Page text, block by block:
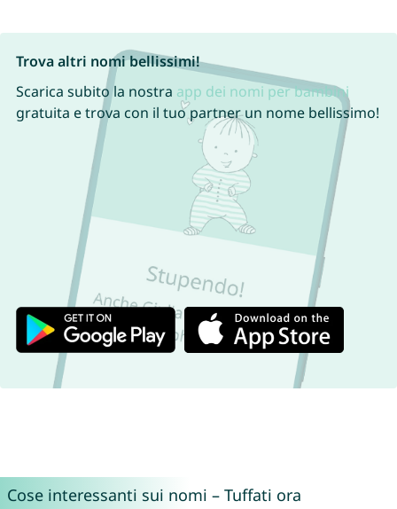
Trova altri nomi bellissimi!
Scarica subito la nostra app dei nomi per bambini
gratuita e trova con il tuo partner un nome bellissimo!
Cose interessanti sui nomi – Tuffati ora